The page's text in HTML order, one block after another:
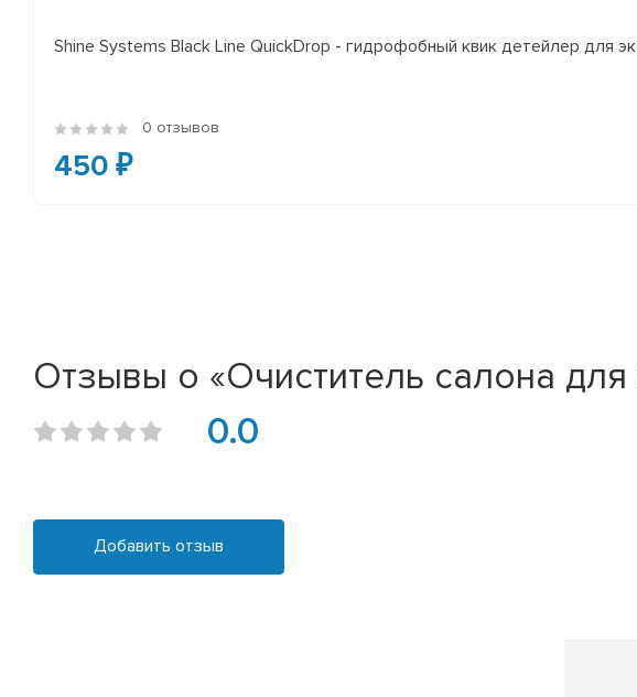
Shine Systems Black Line QuickDrop - гидрофобный квик детейлер для
0 отзывов
450 ₽
Отзывы о «Очиститель салона
0.0
Добавить отзыв